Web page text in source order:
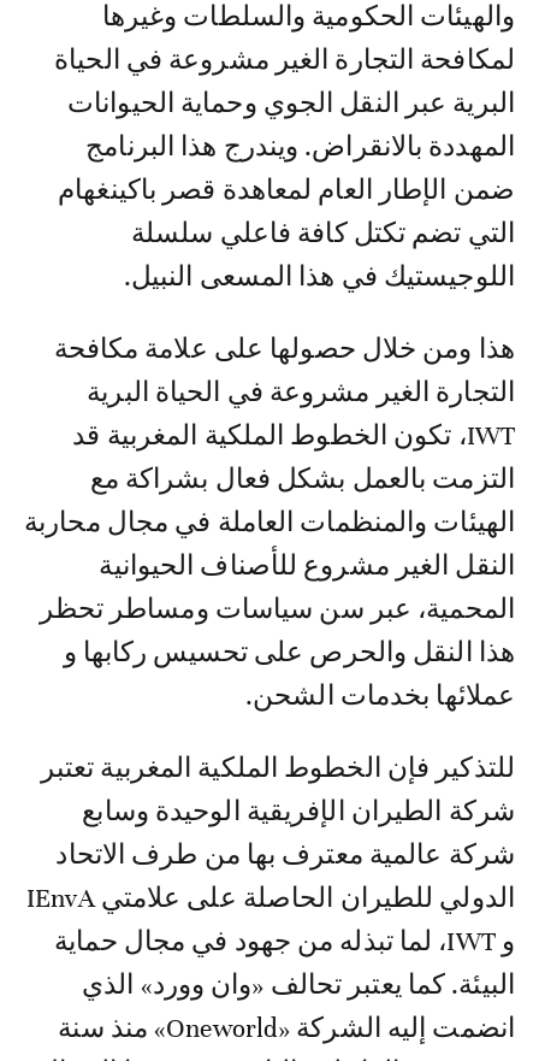
والهيئات الحكومية والسلطات وغيرها
لمكافحة التجارة الغير مشروعة في الحياة
البرية عبر النقل الجوي وحماية الحيوانات
المهددة بالانقراض. ويندرج هذا البرنامج
ضمن الإطار العام لمعاهدة قصر باكينغهام
التي تضم تكتل كافة فاعلي سلسلة
اللوجيستيك في هذا المسعى النبيل.
هذا ومن خلال حصولها على علامة مكافحة
التجارة الغير مشروعة في الحياة البرية
IWT، تكون الخطوط الملكية المغربية قد
التزمت بالعمل بشكل فعال بشراكة مع
الهيئات والمنظمات العاملة في مجال محاربة
النقل الغير مشروع للأصناف الحيوانية
المحمية، عبر سن سياسات ومساطر تحظر
هذا النقل والحرص على تحسيس ركابها و
عملائها بخدمات الشحن.
للتذكير فإن الخطوط الملكية المغربية تعتبر
شركة الطيران الإفريقية الوحيدة وسابع
شركة عالمية معترف بها من طرف الاتحاد
الدولي للطيران الحاصلة على علامتي IEnvA
و IWT، لما تبذله من جهود في مجال حماية
البيئة. كما يعتبر تحالف «وان وورد» الذي
انضمت إليه الشركة «Oneworld» منذ سنة